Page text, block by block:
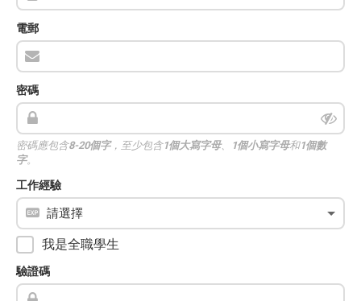
電郵
密碼
密碼應包含8-20個字，至少包含1個大寫字母、 1個小寫字母和1個數
字。
工作經驗
我是全職學生
驗證碼